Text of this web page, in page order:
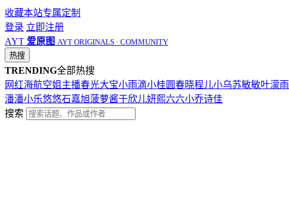
收藏本站专属定制
登录 立即注册
AYT 爱原图 AYT ORIGINALS · COMMUNITY
热搜
TRENDING全部热搜
网红海航空姐 主播春光大宝小雨滴小桂圆春晓程儿小乌苏敏敏叶濛雨
潘潘小乐悠悠石嘉旭菠萝酱于欣儿妍熙六六小乔诗佳
搜索